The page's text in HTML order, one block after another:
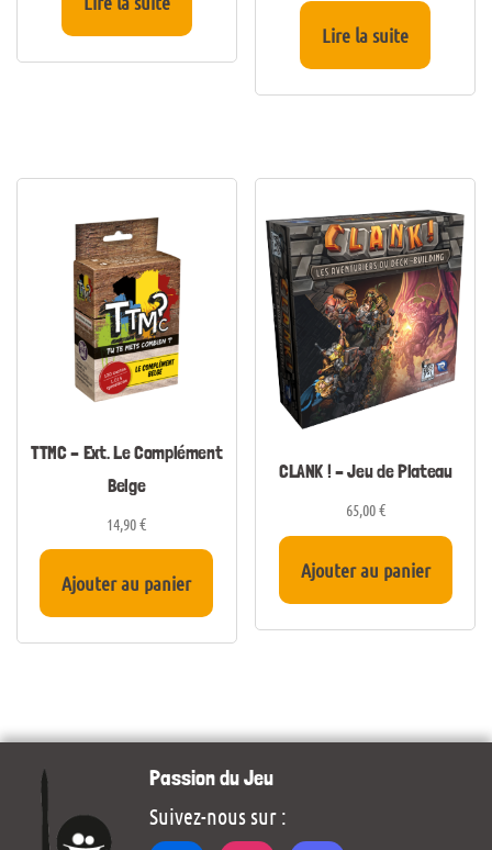
Lire la suite
TTMC – Ext. Le Complément
Belge
14,90€
Ajouter au panier
CLANK ! – Jeu de Plateau
65,00€
Ajouter au panier
Passion du Jeu
Suivez-nous sur :